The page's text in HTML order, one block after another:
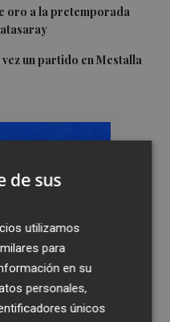
oro a la pretemporada
un partido en Mestalla
de sus
utilizamos
para
en su
personales,
únicos